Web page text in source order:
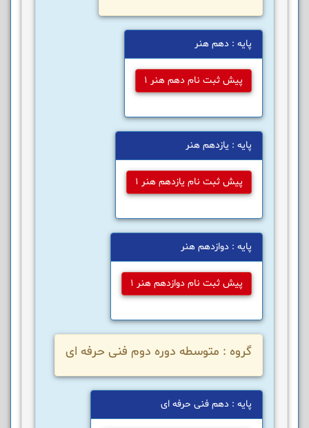
پایه : دهم هنر
پیش ثبت نام دهم هنر 1
پایه : یازدهم هنر
پیش ثبت نام یازدهم هنر 1
پایه : دوازدهم هنر
پیش ثبت نام دوازدهم هنر 1
گروه : متوسطه دوره دوم فنی حرفه ای
پایه : دهم فنی حرفه ای